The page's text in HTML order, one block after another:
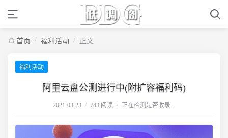
首页 / 福利活动 / 正文
福利活动
阿里云盘公测进行中(附扩容福利码)
2021-03-23 / 743 阅读 / 正在检测是否收录...